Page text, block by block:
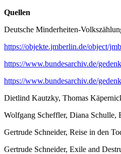
Quellen
Deutsche Minderheiten-
https://objekte.jmberlin.de/object/
https://www.bundesarchiv.de/
https://www.bundesarchiv.de/
Dietlind Kautzky, Thomas
Wolfgang Scheffler, Diana Schulle,
Gertrude Schneider, Reise in den
Gertrude Schneider, Exile and